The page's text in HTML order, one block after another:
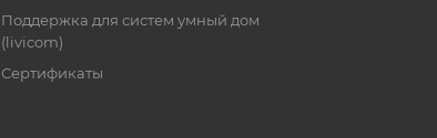
Поддержка для систем умный дом
(livicom)
Сертификаты